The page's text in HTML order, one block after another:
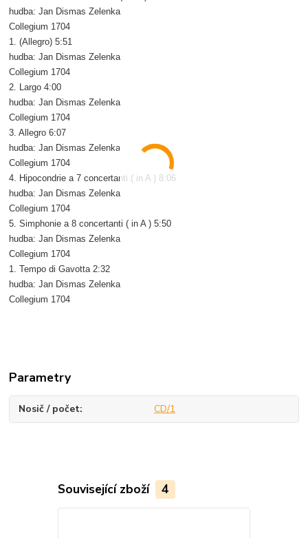
hudba: Jan Dismas Zelenka
Collegium 1704
1. (Allegro) 5:51
hudba: Jan Dismas Zelenka
Collegium 1704
2. Largo 4:00
hudba: Jan Dismas Zelenka
Collegium 1704
3. Allegro 6:07
hudba: Jan Dismas Zelenka
Collegium 1704
4. Hipocondrie a 7 concertanti ( in A ) 8:06
hudba: Jan Dismas Zelenka
Collegium 1704
5. Simphonie a 8 concertanti ( in A ) 5:50
hudba: Jan Dismas Zelenka
Collegium 1704
1. Tempo di Gavotta 2:32
hudba: Jan Dismas Zelenka
Collegium 1704
Parametry
Nosič / počet CD/1
Související zboží 4